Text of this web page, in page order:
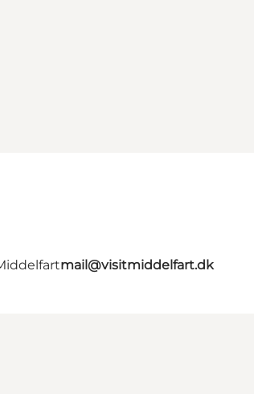
mail@visitmiddelfart.dk